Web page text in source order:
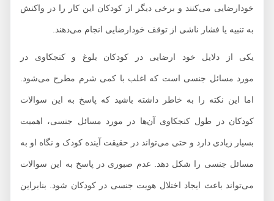
خودارضایی می‌کنند و برخی دیگر از کودکان این کار را در واکنش
به تنبیه یا فشار ناشی از توقف خودارضایی انجام می‌دهند.
یکی از دلایل خود ارضایی در کودکان بلوغ و کنجکاوی در
مورد مسائل جنسی است که اغلب با کمی شرم مطرح می‌شود.
اما این نکته را به خاطر داشته باشید که پاسخ به این سوالات
کودکان در طول کنجکاوی آن‌ها در مورد مسائل جنسی، اهمیت
بسیار زیادی دارد و حتی می‌تواند در حقیقت آینده کودک و نگاه او به
مسائل جنسی را شکل دهد. عدم صبوری در پاسخ به این سوالات
می‌تواند باعث ایجاد اختلال هویت جنسی در کودکان شود. بنابراین